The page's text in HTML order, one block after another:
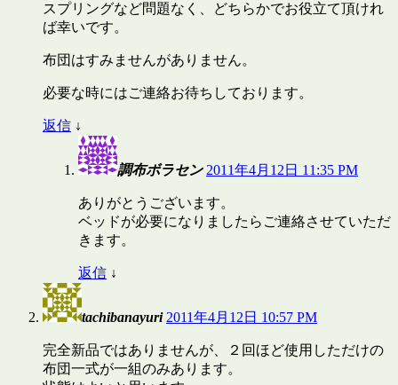
スプリングなど問題なく、どちらかでお役立て頂けれ
ば幸いです。
布団はすみませんがありません。
必要な時にはご連絡お待ちしております。
返信 ↓
調布ボラセン 2011年4月12日 11:35 PM
ありがとうございます。
ベッドが必要になりましたらご連絡させていただ
きます。
返信 ↓
tachibanayuri 2011年4月12日 10:57 PM
完全新品ではありませんが、２回ほど使用しただけの
布団一式が一組のみあります。